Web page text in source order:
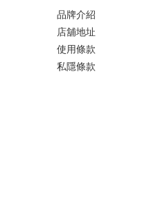
品牌介紹
店舖地址
使用條款
私隱條款